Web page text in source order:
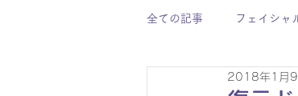
全ての記事 フェイシャ
デリカトゥーラ2018年1月9